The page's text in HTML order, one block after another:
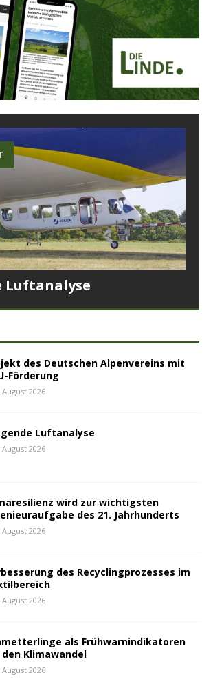
Luftanalyse
des Deutschen Alpenvereins mit
Förderung
August 2026
Luftanalyse
August 2026
wird zur wichtigsten
des 21. Jahrhunderts
August 2026
des Recyclingprozesses im
August 2026
als Frühwarnindikatoren
Klimawandel
August 2026